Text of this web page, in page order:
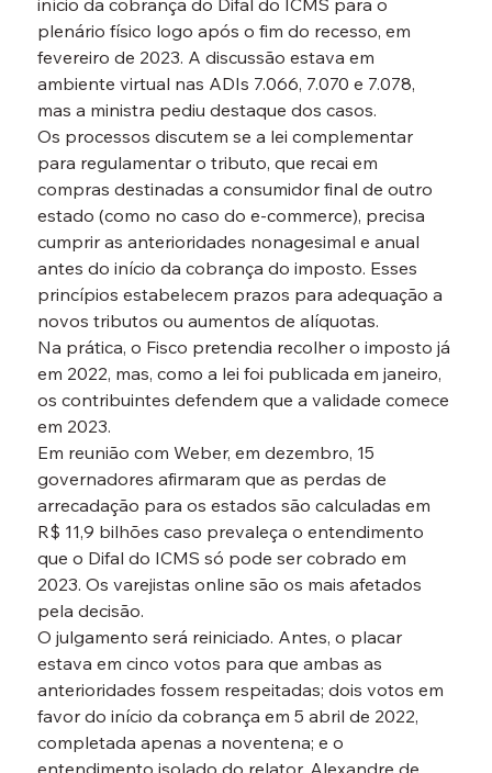
início da cobrança do Difal do ICMS para o
plenário físico logo após o fim do recesso, em
fevereiro de 2023. A discussão estava em
ambiente virtual nas ADIs 7.066, 7.070 e 7.078,
mas a ministra pediu destaque dos casos.
Os processos discutem se a lei complementar
para regulamentar o tributo, que recai em
compras destinadas a consumidor final de outro
estado (como no caso do e-commerce), precisa
cumprir as anterioridades nonagesimal e anual
antes do início da cobrança do imposto. Esses
princípios estabelecem prazos para adequação a
novos tributos ou aumentos de alíquotas.
Na prática, o Fisco pretendia recolher o imposto já
em 2022, mas, como a lei foi publicada em janeiro,
os contribuintes defendem que a validade comece
em 2023.
Em reunião com Weber, em dezembro, 15
governadores afirmaram que as perdas de
arrecadação para os estados são calculadas em
R$ 11,9 bilhões caso prevaleça o entendimento
que o Difal do ICMS só pode ser cobrado em
2023. Os varejistas online são os mais afetados
pela decisão.
O julgamento será reiniciado. Antes, o placar
estava em cinco votos para que ambas as
anterioridades fossem respeitadas; dois votos em
favor do início da cobrança em 5 abril de 2022,
completada apenas a noventena; e o